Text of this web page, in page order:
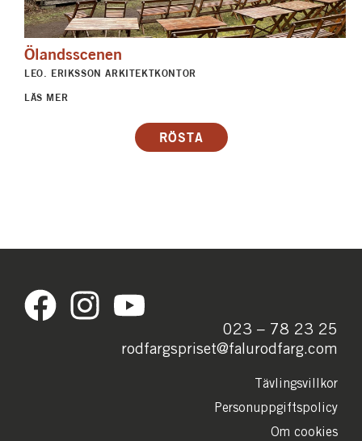
Ölandsscenen
LEO. ERIKSSON ARKITEKTKONTOR
LÄS MER
023 – 78 23 25
rodfargspriset@falurodfarg.com
Tävlingsvillkor
Personuppgiftspolicy
Om cookies